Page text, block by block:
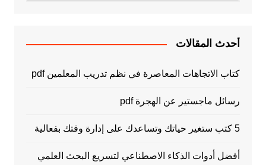
أحدث المقالات
كتاب الاتجاهات المعاصرة في نظم تدريب المعلمين pdf
رسائل ماجستير عن الهجرة pdf
5 كتب ستغير حياتك وتساعدك على إدارة وقتك بفعالية
أفضل أدوات الذكاء الاصطناعي لتسريع البحث العلمي